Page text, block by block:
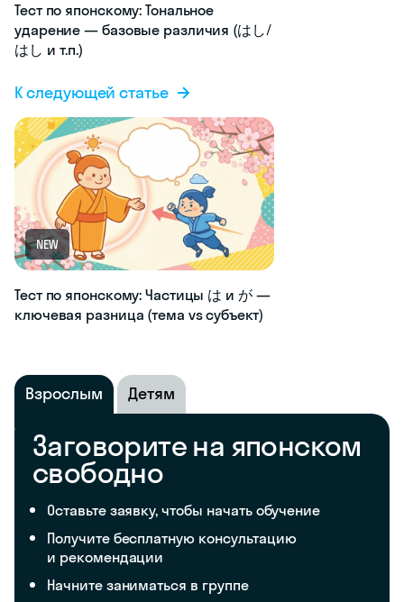
Тест по японскому: Тональное
ударение — базовые различия (はし/
はし и т.п.)
К следующей статье
NEW
Тест по японскому: Частицы は и が —
ключевая разница (тема vs субъект)
Взрослым Детям
Заговорите на японском
свободно
Оставьте заявку, чтобы начать обучение
Получите бесплатную консультацию
и рекомендации
Начните заниматься в группе